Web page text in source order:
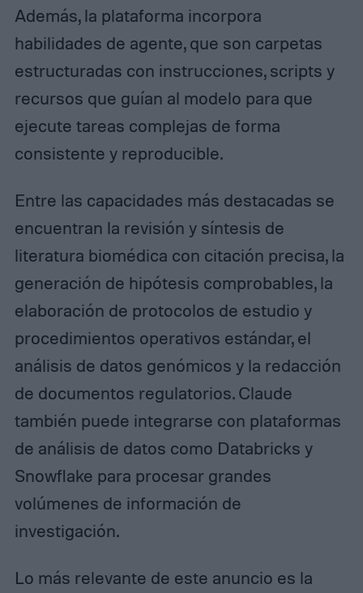
Además, la plataforma incorpora
habilidades de agente, que son carpetas
estructuradas con instrucciones, scripts y
recursos que guían al modelo para que
ejecute tareas complejas de forma
consistente y reproducible.
Entre las capacidades más destacadas se
encuentran la revisión y síntesis de
literatura biomédica con citación precisa, la
generación de hipótesis comprobables, la
elaboración de protocolos de estudio y
procedimientos operativos estándar, el
análisis de datos genómicos y la redacción
de documentos regulatorios. Claude
también puede integrarse con plataformas
de análisis de datos como Databricks y
Snowflake para procesar grandes
volúmenes de información de
investigación.
Lo más relevante de este anuncio es la